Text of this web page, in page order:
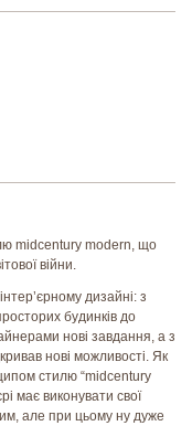
midcentury modern, що
війни.
дизайні: з
будинків до
нові завдання, а з
нові можливості. Як
стилю “midcentury
має виконувати свої
але при цьому ну дуже